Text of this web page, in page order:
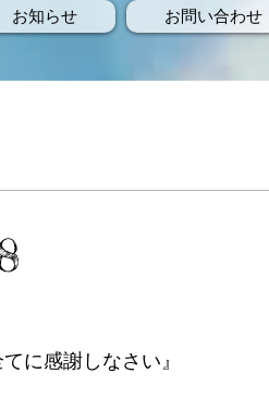
お知らせ お問い合わせ
に感謝しなさい』